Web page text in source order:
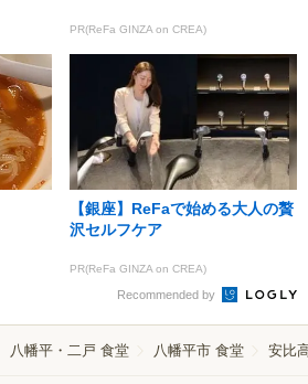
PR(ReFa GINZA on CREA)
【銀座】ReFaで始める大人の贅
沢セルフケア
PR(ReFa GINZA on CREA)
Recommended by
八幡平・二戸 食堂 八幡平市 食堂 安比